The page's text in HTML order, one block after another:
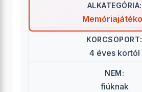
ALKATEGÓRIA:
KORCSOPORT:
4 éves kortól
NEM:
fiúknak